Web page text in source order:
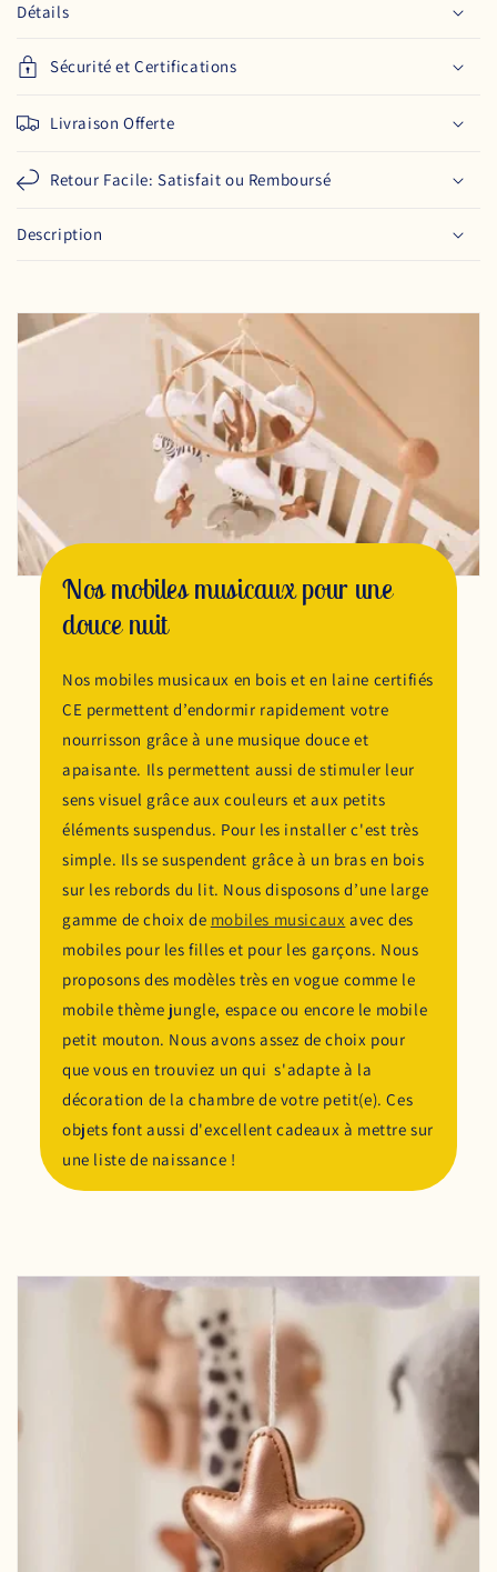
Détails
Sécurité et Certifications
Livraison Offerte
Retour Facile: Satisfait ou Remboursé
Description
Nos mobiles musicaux pour une
douce nuit
Nos mobiles musicaux en bois et en laine certifiés
CE permettent d’endormir rapidement votre
nourrisson grâce à une musique douce et
apaisante. Ils permettent aussi de stimuler leur
sens visuel grâce aux couleurs et aux petits
éléments suspendus. Pour les installer c'est très
simple. Ils se suspendent grâce à un bras en bois
sur les rebords du lit. Nous disposons d’une large
gamme de choix de mobiles musicaux avec des
mobiles pour les filles et pour les garçons. Nous
proposons des modèles très en vogue comme le
mobile thème jungle, espace ou encore le mobile
petit mouton. Nous avons assez de choix pour
que vous en trouviez un qui s'adapte à la
décoration de la chambre de votre petit(e). Ces
objets font aussi d'excellent cadeaux à mettre sur
une liste de naissance !